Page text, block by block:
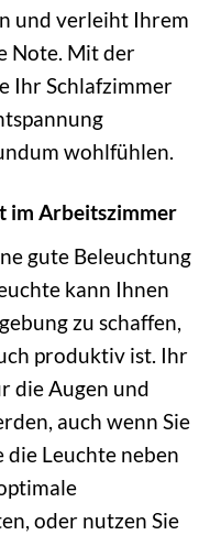
und verleiht Ihrem
Note. Mit der
Ihr Schlafzimmer
wohlfühlen.
im Arbeitszimmer
gute Beleuchtung
kann Ihnen
zu schaffen,
produktiv ist. Ihr
die Augen und
auch wenn Sie
die Leuchte neben
oder nutzen Sie